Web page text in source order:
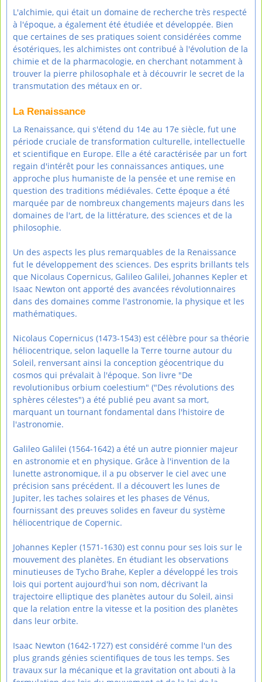
L'alchimie, qui était un domaine de recherche très respecté
à l'époque, a également été étudiée et développée. Bien
que certaines de ses pratiques soient considérées comme
ésotériques, les alchimistes ont contribué à l'évolution de la
chimie et de la pharmacologie, en cherchant notamment à
trouver la pierre philosophale et à découvrir le secret de la
transmutation des métaux en or.
La Renaissance
La Renaissance, qui s'étend du 14e au 17e siècle, fut une
période cruciale de transformation culturelle, intellectuelle
et scientifique en Europe. Elle a été caractérisée par un fort
regain d'intérêt pour les connaissances antiques, une
approche plus humaniste de la pensée et une remise en
question des traditions médiévales. Cette époque a été
marquée par de nombreux changements majeurs dans les
domaines de l'art, de la littérature, des sciences et de la
philosophie.
Un des aspects les plus remarquables de la Renaissance
fut le développement des sciences. Des esprits brillants tels
que Nicolaus Copernicus, Galileo Galilei, Johannes Kepler et
Isaac Newton ont apporté des avancées révolutionnaires
dans des domaines comme l'astronomie, la physique et les
mathématiques.
Nicolaus Copernicus (1473-1543) est célèbre pour sa théorie
héliocentrique, selon laquelle la Terre tourne autour du
Soleil, renversant ainsi la conception géocentrique du
cosmos qui prévalait à l'époque. Son livre "De
revolutionibus orbium coelestium" ("Des révolutions des
sphères célestes") a été publié peu avant sa mort,
marquant un tournant fondamental dans l'histoire de
l'astronomie.
Galileo Galilei (1564-1642) a été un autre pionnier majeur
en astronomie et en physique. Grâce à l'invention de la
lunette astronomique, il a pu observer le ciel avec une
précision sans précédent. Il a découvert les lunes de
Jupiter, les taches solaires et les phases de Vénus,
fournissant des preuves solides en faveur du système
héliocentrique de Copernic.
Johannes Kepler (1571-1630) est connu pour ses lois sur le
mouvement des planètes. En étudiant les observations
minutieuses de Tycho Brahe, Kepler a développé les trois
lois qui portent aujourd'hui son nom, décrivant la
trajectoire elliptique des planètes autour du Soleil, ainsi
que la relation entre la vitesse et la position des planètes
dans leur orbite.
Isaac Newton (1642-1727) est considéré comme l'un des
plus grands génies scientifiques de tous les temps. Ses
travaux sur la mécanique et la gravitation ont abouti à la